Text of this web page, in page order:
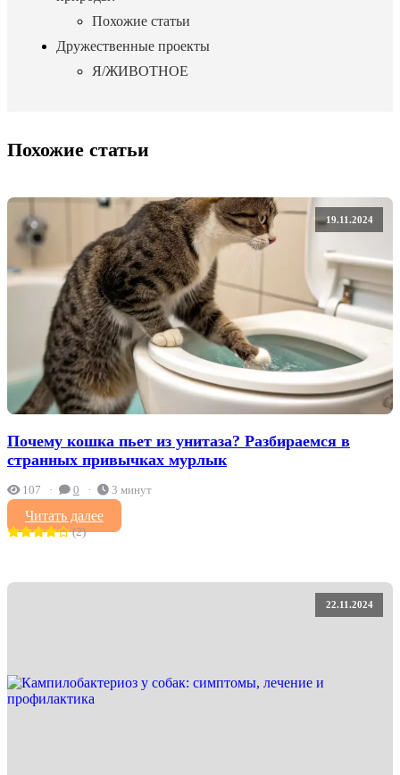
Похожие статьи
Дружественные проекты
Я/ЖИВОТНОЕ
Похожие статьи
19.11.2024
Почему кошка пьет из унитаза? Разбираемся в
странных привычках мурлык
107 0 3 минут
Читать далее
(2)
22.11.2024